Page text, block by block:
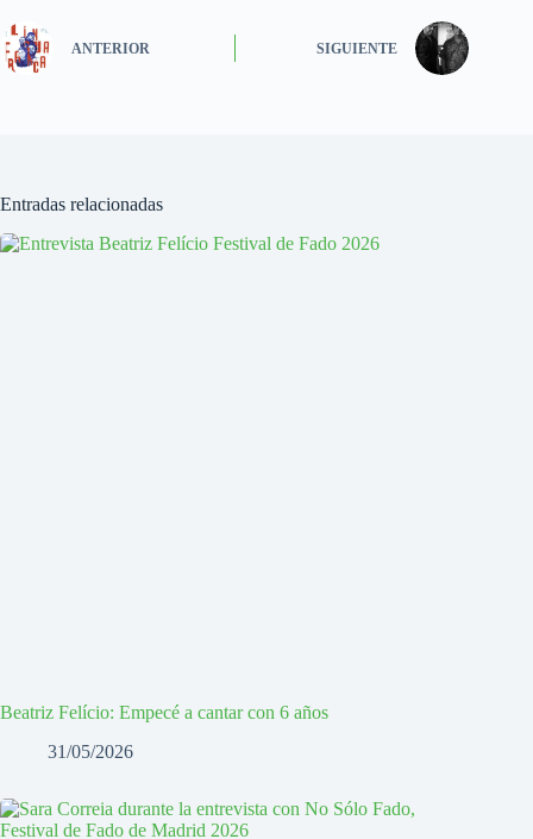
ANTERIOR SIGUIENTE
Entradas relacionadas
Beatriz Felício: Empecé a cantar con 6 años
31/05/2026